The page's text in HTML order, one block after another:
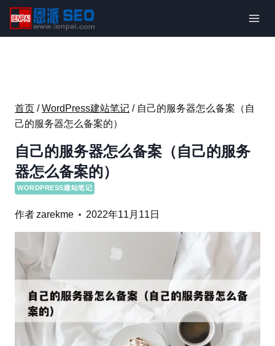
内
首页 / WordPress建站笔记 / 自己的服务器怎么备案（自
己的服务器怎么备案的）
自己的服务器怎么备案（自己的服务
器怎么备案的）
WORDPRESS建站笔记
作者zarekme 2022年11月11日